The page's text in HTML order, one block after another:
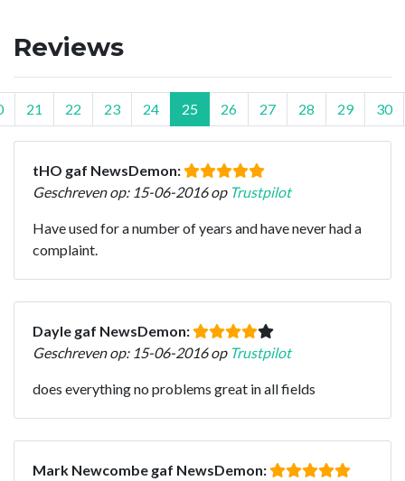
Reviews
21 22 23 24 25 26 27 28 29 30
tHO gaf NewsDemon:
Geschreven op: 15-06-2016 op Trustpilot
Have used for a number of years and have never had a
complaint.
Dayle gaf NewsDemon:
Geschreven op: 15-06-2016 op Trustpilot
does everything no problems great in all fields
Mark Newcombe gaf NewsDemon: